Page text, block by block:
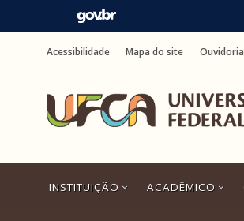
para
para
busca
Acessibilidade Mapa do site Ouvidoria
INSTITUIÇÃO ACADÊMICO